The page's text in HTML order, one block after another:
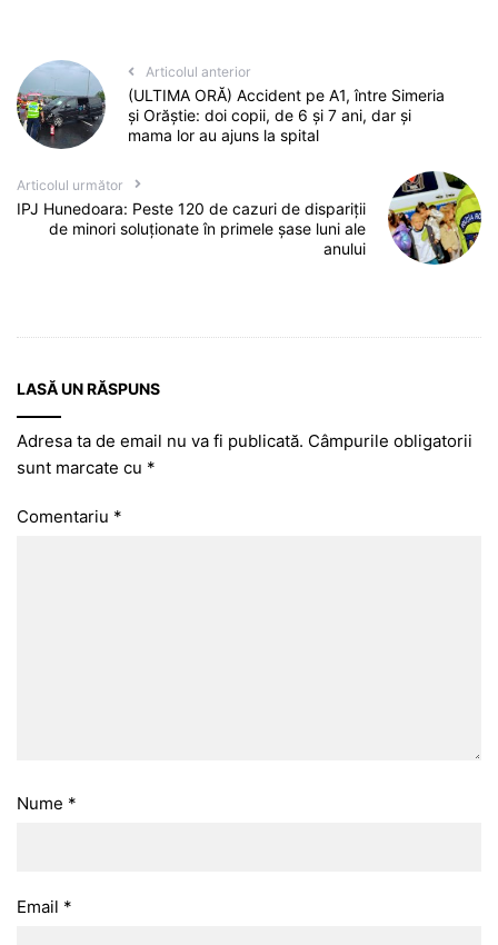
Articolul anterior
(ULTIMA ORĂ) Accident pe A1, între Simeria
și Orăștie: doi copii, de 6 și 7 ani, dar și
mama lor au ajuns la spital
Articolul următor
IPJ Hunedoara: Peste 120 de cazuri de dispariții
de minori soluționate în primele șase luni ale
anului
LASĂ UN RĂSPUNS
Adresa ta de email nu va fi publicată. Câmpurile obligatorii
sunt marcate cu *
Comentariu *
Nume *
Email *